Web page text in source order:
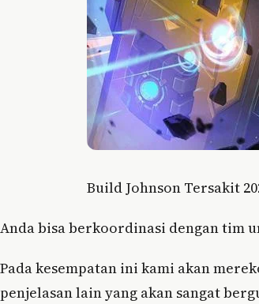
Build Johnson Tersakit
Anda bisa berkoordinasi dengan tim
Pada kesempatan ini kami akan
penjelasan lain yang akan sangat